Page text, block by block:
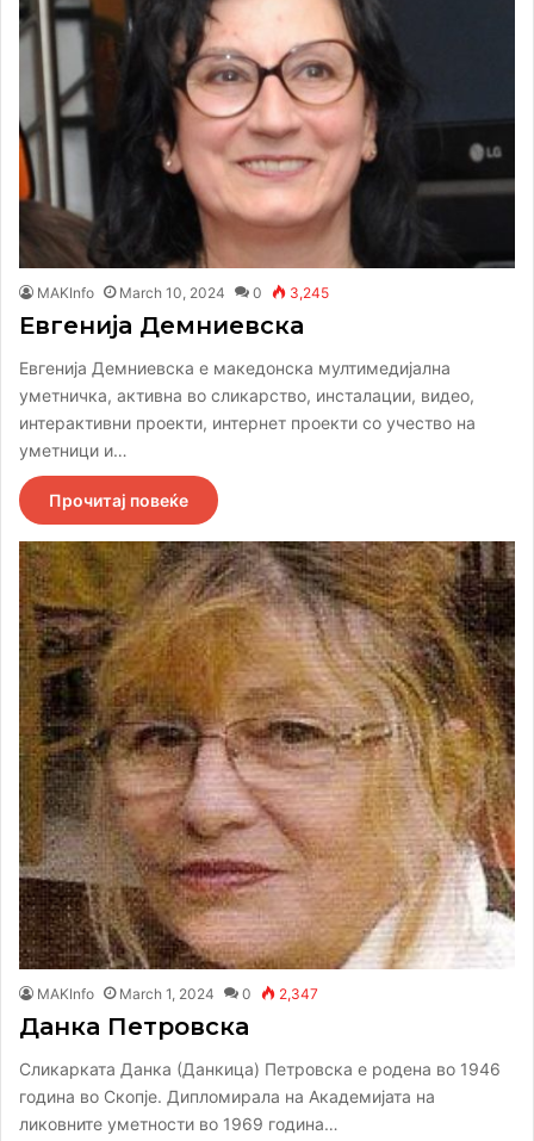
MAKInfo March 10, 2024 0 3,245
Евгенија Демниевска
Евгенија Демниевска е македонска мултимедијална
уметничка, активна во сликарство, инсталации, видео,
интерактивни проекти, интернет проекти со учество на
уметници и…
Прочитај повеќе
MAKInfo March 1, 2024 0 2,347
Данка Петровска
Сликарката Данка (Данкица) Петровска е родена во 1946
година во Скопје. Дипломирала на Академијата на
ликовните уметности во 1969 година…